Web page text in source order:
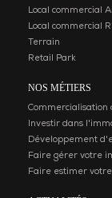
Local commercial
Local commercial
Terrain
Retail Park
NOS MÉTIERS
Commercialisation
Investir dans
Développement
Faire gérer votre
Faire estimer